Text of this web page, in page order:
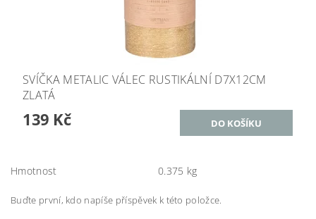
SVÍČKA METALIC VÁLEC RUSTIKÁLNÍ D7X12CM
ZLATÁ
139 Kč
Hmotnost 0.375 kg
Buďte první, kdo napíše příspěvek k této položce.